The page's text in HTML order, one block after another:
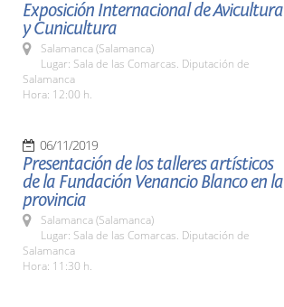
Exposición Internacional de Avicultura
y Cunicultura
Salamanca (Salamanca)
Lugar: Sala de las Comarcas. Diputación de
Salamanca
Hora: 12:00 h.
06/11/2019
Presentación de los talleres artísticos
de la Fundación Venancio Blanco en la
provincia
Salamanca (Salamanca)
Lugar: Sala de las Comarcas. Diputación de
Salamanca
Hora: 11:30 h.